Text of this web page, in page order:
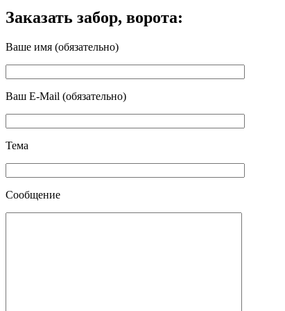
Заказать забор, ворота:
Ваше имя (обязательно)
Ваш E-Mail (обязательно)
Тема
Сообщение